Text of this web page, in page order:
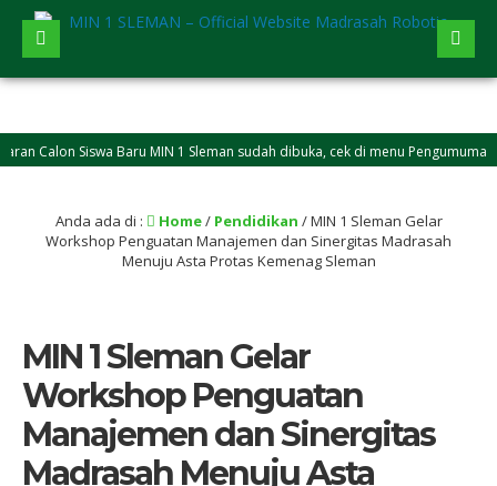
Siswa Baru MIN 1 Sleman sudah dibuka, cek di menu Pengumuman
Anda ada di : Home/ Pendidikan /MIN 1 Sleman Gelar
Workshop Penguatan Manajemen dan Sinergitas Madrasah
Menuju Asta Protas Kemenag Sleman
MIN 1 Sleman Gelar
Workshop Penguatan
Manajemen dan Sinergitas
Madrasah Menuju Asta